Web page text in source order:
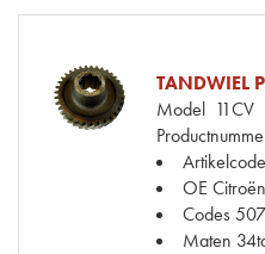
TANDWIEL
Model 11CV
OE Citroën
Codes
Maten